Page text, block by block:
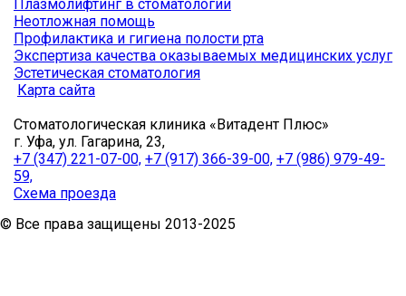
Плазмолифтинг в стоматологии
Неотложная помощь
Профилактика и гигиена полости рта
Экспертиза качества оказываемых медицинских услуг
Эстетическая стоматология
Карта сайта
Стоматологическая клиника «Витадент Плюс»
г. Уфа, ул. Гагарина, 23,
+7 (347) 221-07-00, +7 (917) 366-39-00, +7 (986) 979-49-
59,
Схема проезда
© Все права защищены 2013-2025